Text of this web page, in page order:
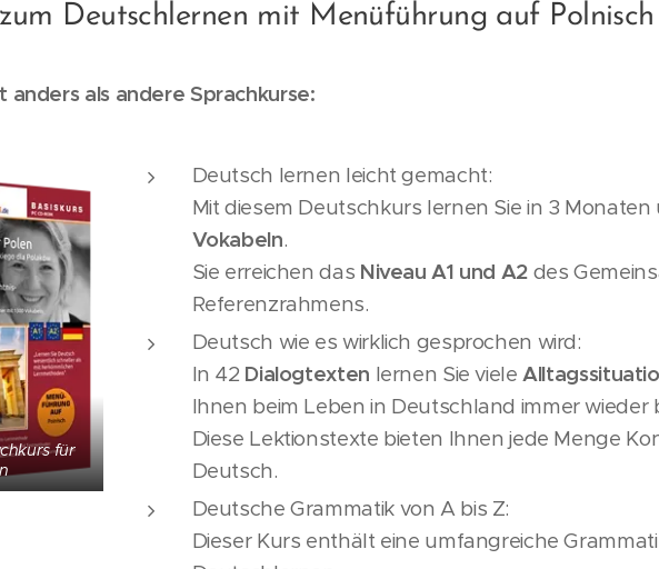
Deutschlernen mit Menüführung auf Polnisch
anders als andere Sprachkurse:
für
Deutsch lernen leicht gemacht:
Mit diesem Deutschkurs lernen Sie in 3
Vokabeln.
Sie erreichen das Niveau A1 und A2des
Referenzrahmens.
Deutsch wie es wirklich gesprochen wird:
In 42 Dialogtexten lernen Sie viele
Ihnen beim Leben in Deutschland immer wieder
Diese Lektionstexte bieten Ihnen jede Menge
Deutsch.
Deutsche Grammatik von A bis Z:
Dieser Kurs enthält eine umfangreiche